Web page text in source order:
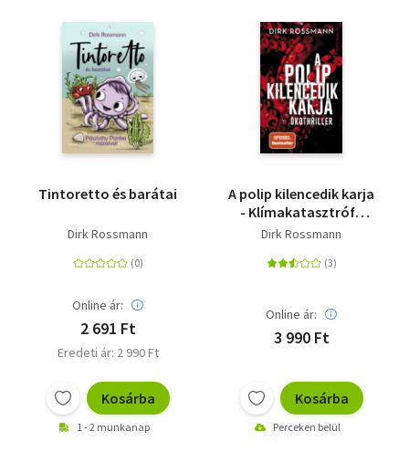
Tintoretto és barátai
Dirk Rossmann
Online ár:
2 691 Ft
Eredeti ár: 2 990 Ft
Kosárba
1 - 2 munkanap
A polip kilencedik karja
- Klímakatasztrófa
vagy Világkormány
Dirk Rossmann
Online ár:
3 990 Ft
Kosárba
Perceken belül